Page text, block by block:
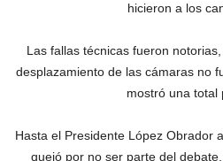
hicieron a los
Las fallas técnicas fueron
desplazamiento de las cámaras no
mostró una total
Hasta el Presidente López Obrador
quejó por no ser parte del